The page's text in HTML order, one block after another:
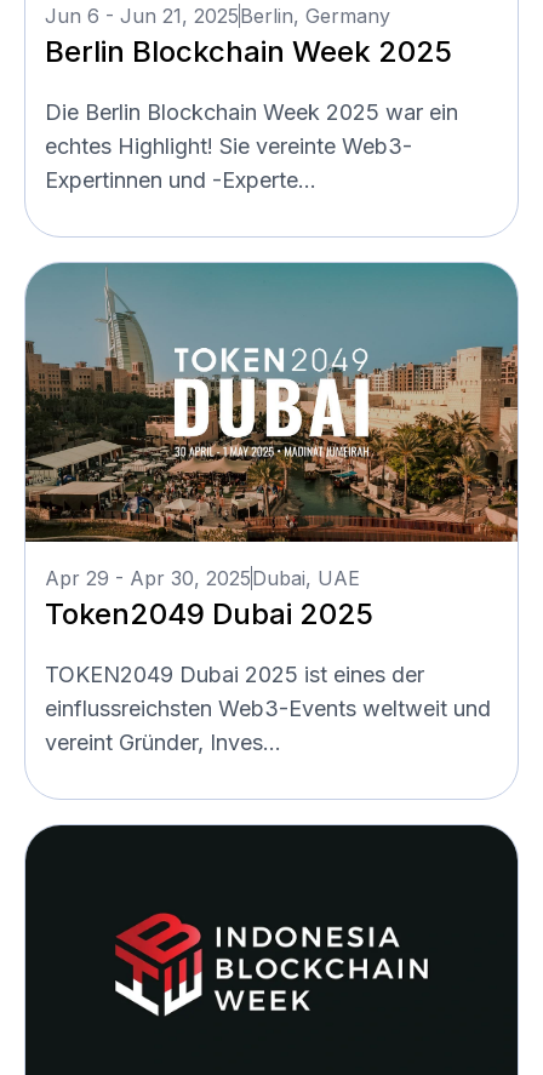
Jun 6 - Jun 21, 2025Berlin, Germany
Berlin Blockchain Week 2025
Die Berlin Blockchain Week 2025 war ein
echtes Highlight! Sie vereinte Web3-
Expertinnen und -Experte...
Apr 29 - Apr 30, 2025Dubai, UAE
Token2049 Dubai 2025
TOKEN2049 Dubai 2025 ist eines der
einflussreichsten Web3-Events weltweit und
vereint Gründer, Inves...